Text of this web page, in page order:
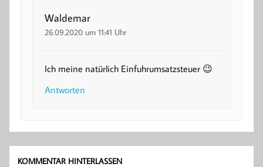
Waldemar
26.09.2020 um 11:41 Uhr
Ich meine natürlich Einfuhrumsatzsteuer 😉
Antworten
KOMMENTAR HINTERLASSEN